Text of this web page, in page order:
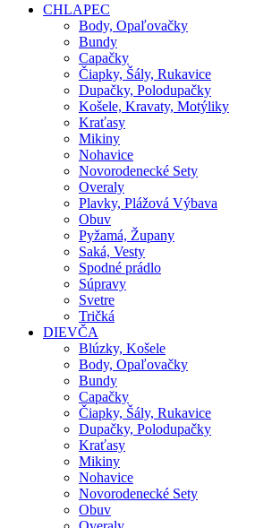
CHLAPEC
Body, Opaľovačky
Bundy
Capačky
Čiapky, Šály, Rukavice
Dupačky, Polodupačky
Košele, Kravaty, Motýliky
Kraťasy
Mikiny
Nohavice
Novorodenecké Sety
Overaly
Plavky, Plážová Výbava
Obuv
Pyžamá, Župany
Saká, Vesty
Spodné prádlo
Súpravy
Svetre
Tričká
DIEVČA
Blúzky, Košele
Body, Opaľovačky
Bundy
Capačky
Čiapky, Šály, Rukavice
Dupačky, Polodupačky
Kraťasy
Mikiny
Nohavice
Novorodenecké Sety
Obuv